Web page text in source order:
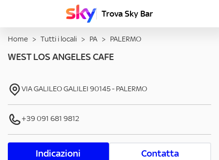
Trova Sky Bar
Home > Tutti i locali > PA > PALERMO
WEST LOS ANGELES CAFE
VIA GALILEO GALILEI 90145- PALERMO
+39 091 681 9812
Indicazioni Contatta